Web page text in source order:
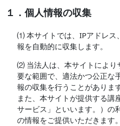
１．個人情報の収集
⑴ 本サイトでは、IPアドレス
報を自動的に収集します。
⑵ 当法人は、本サイトにより
要な範囲で、適法かつ公正な
報の収集を行うことがあります
また、本サイトが提供する講
サービス」といいます。）の
の情報をご提供いただきます。